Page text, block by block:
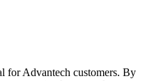
for Advantech customers. By